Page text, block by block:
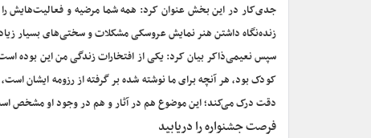
جدی‌کار در این بخش عنوان کرد: همه شما مرضیه و فعالیت‌هایش را
زنده‌نگاه داشتن هنر نمایش عروسکی مشکلات و سختی‌های بسیار
سپس نعیمی‌ذاکر بیان کرد: یکی از افتخارات زندگی من این بوده
کودک بود، هر آنچه برای ما نوشته شده بر گرفته از رزومه ایشان
دقت درک می‌کند؛ این موضوع هم در آثار و هم در وجود او مشخص
فرصت جشنواره را دریابید